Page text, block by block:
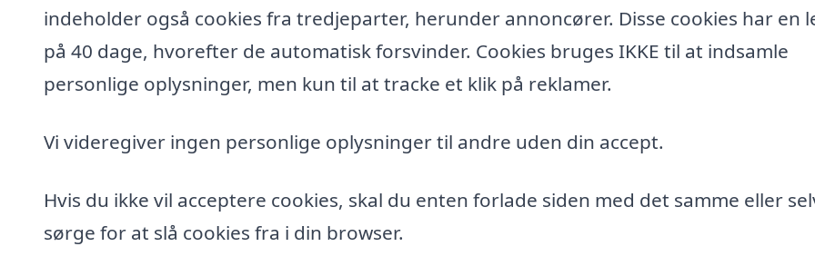
indeholder også cookies fra tredjeparter, herunder annoncører. Disse cookies har en
på 40 dage, hvorefter de automatisk forsvinder. Cookies bruges IKKE til at indsamle
personlige oplysninger, men kun til at tracke et klik på reklamer.
Vi videregiver ingen personlige oplysninger til andre uden din accept.
Hvis du ikke vil acceptere cookies, skal du enten forlade siden med det samme eller
sørge for at slå cookies fra i din browser.